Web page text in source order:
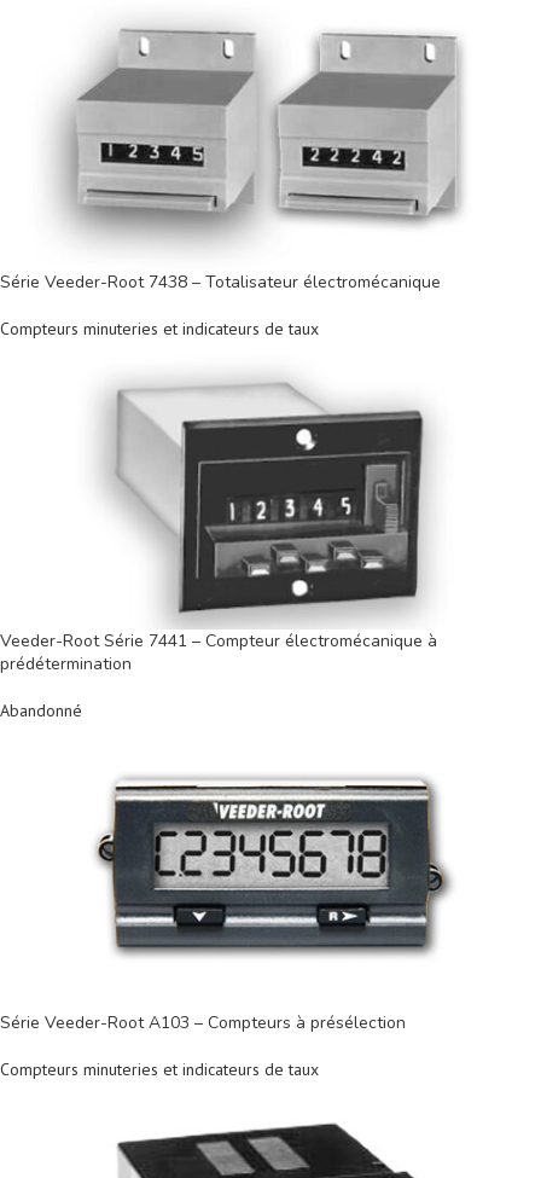
Série Veeder-Root 7438 – Totalisateur électromécanique
Compteurs minuteries et indicateurs de taux
Veeder-Root Série 7441 – Compteur électromécanique à
prédétermination
Abandonné
Série Veeder-Root A103 – Compteurs à présélection
Compteurs minuteries et indicateurs de taux